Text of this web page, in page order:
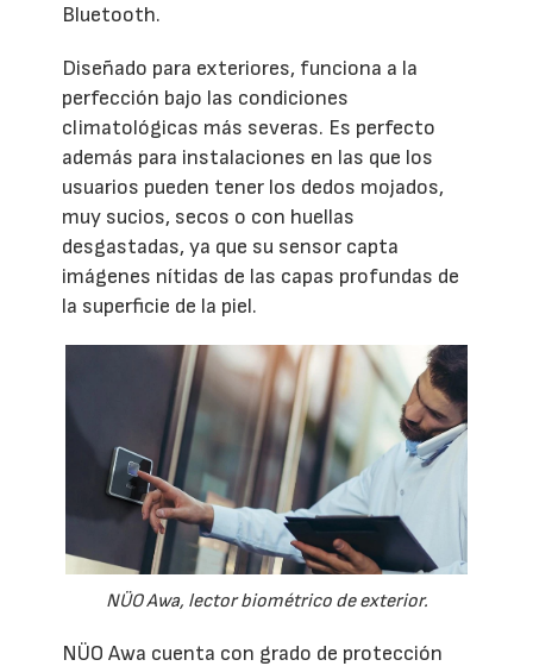
Bluetooth.
Diseñado para exteriores, funciona a la
perfección bajo las condiciones
climatológicas más severas. Es perfecto
además para instalaciones en las que los
usuarios pueden tener los dedos mojados,
muy sucios, secos o con huellas
desgastadas, ya que su sensor capta
imágenes nítidas de las capas profundas de
la superficie de la piel.
NÜO Awa, lector biométrico de exterior.
NÜO Awa cuenta con grado de protección